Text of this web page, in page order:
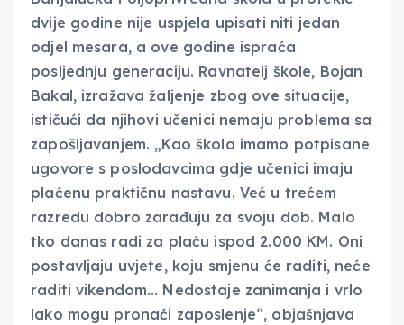
dvije godine nije uspjela upisati niti jedan
odjel mesara, a ove godine ispraća
posljednju generaciju. Ravnatelj škole, Bojan
Bakal, izražava žaljenje zbog ove situacije,
ističući da njihovi učenici nemaju problema sa
zapošljavanjem. „Kao škola imamo potpisane
ugovore s poslodavcima gdje učenici imaju
plaćenu praktičnu nastavu. Već u trećem
razredu dobro zarađuju za svoju dob. Malo
tko danas radi za plaću ispod 2.000 KM. Oni
postavljaju uvjete, koju smjenu će raditi, neće
raditi vikendom… Nedostaje zanimanja i vrlo
lako mogu pronaći zaposlenje“, objašnjava